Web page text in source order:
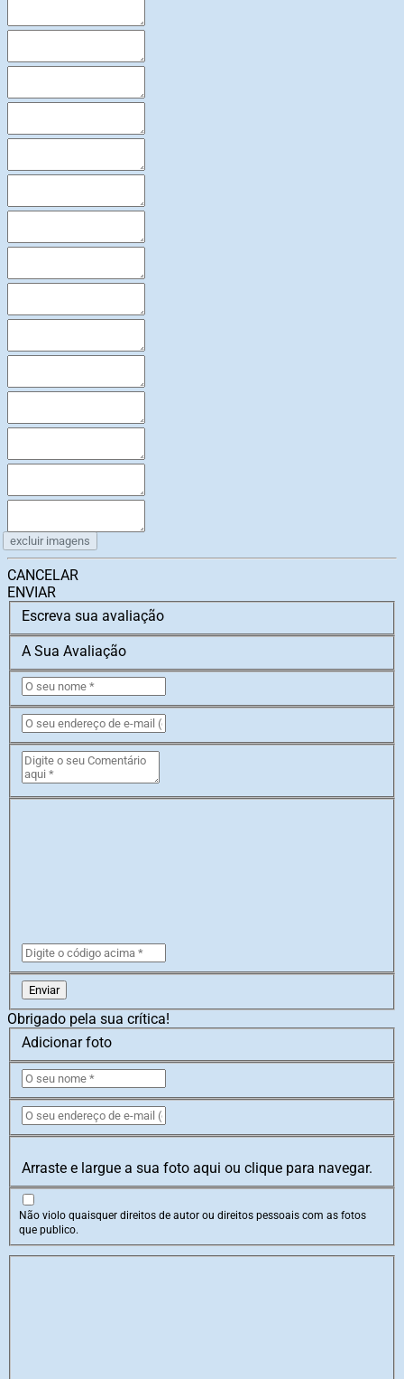
excluir imagens
CANCELAR
ENVIAR
Escreva sua avaliação
A Sua Avaliação
Enviar
Obrigado pela sua crítica!
Adicionar foto
Arraste e largue a sua foto aqui ou clique para navegar.
Não violo quaisquer direitos de autor ou direitos pessoais com as fotos
que publico.